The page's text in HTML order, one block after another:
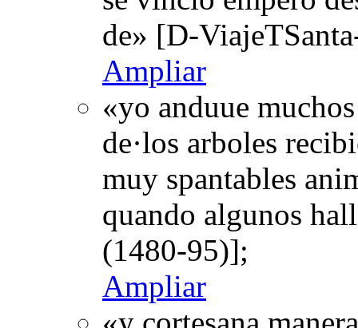
de» [D-
Ampliar
«yo anduue
de·los arboles
muy spantables
quando algunos
(1480-95)];
Ampliar